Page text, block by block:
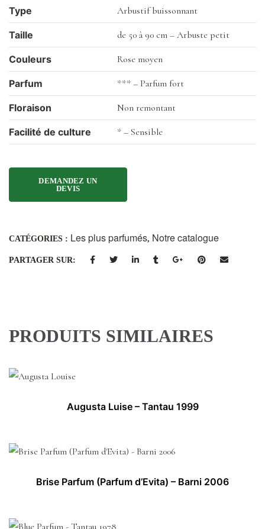
Type Arbustif buissonnant
Taille de 50 à 90 cm – Arbuste petit
Couleurs Rose moyen
Parfum *** – Parfum fort
Floraison Non remontant
Facilité de culture * – Sensible
CATÉGORIES : Les plus parfumés, Notre catalogue
PARTAGER SUR:
PRODUITS SIMILAIRES
Augusta Luise – Tantau 1999
Brise Parfum (Parfum d’Evita) – Barni 2006